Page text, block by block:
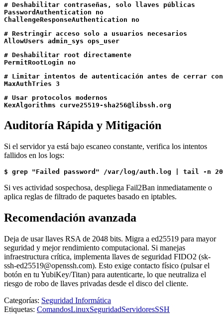
# Deshabilitar contraseñas, solo llaves públicas
PasswordAuthentication no
ChallengeResponseAuthentication no
# Restringir acceso solo a usuarios necesarios
AllowUsers admin_sys ops_user
# Deshabilitar root directamente
PermitRootLogin no
# Limitar intentos de autenticación antes de cerrar
MaxAuthTries 3
# Usar protocolos modernos
KexAlgorithms curve25519-sha256@libssh.org
Auditoría Rápida y Mitigación
Si el servidor ya está bajo escaneo constante, verifica los intentos
fallidos en los logs:
$ grep "Failed password" /var/log/auth.log | tail -n 20
Si ves actividad sospechosa, despliega Fail2Ban inmediatamente o
aplica reglas de filtrado de paquetes basado en iptables.
Recomendación avanzada
Deja de usar llaves RSA de 2048 bits. Migra a ed25519 para mayor
seguridad y mejor rendimiento computacional. Si manejas
infraestructura crítica, implementa llaves de seguridad FIDO2 (sk-
ssh-ed25519@openssh.com). Esto exige contacto físico (pulsar el
botón en tu YubiKey/Titan) para autenticarte, lo que neutraliza el
riesgo de robo de llaves privadas desde el disco del cliente.
Categorías: Seguridad Informática
Etiquetas: ComandosLinuxSeguridadServidoresSSH